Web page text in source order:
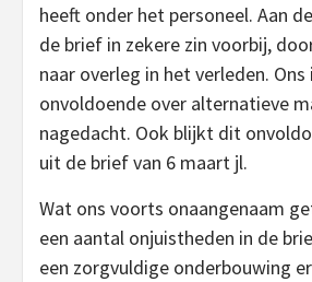
heeft onder het personeel. Aan
de brief in zekere zin voorbij,
naar overleg in het verleden. Ons
onvoldoende over alternatieve
nagedacht. Ook blijkt dit
uit de brief van 6 maart jl.
Wat ons voorts onaangenaam
een aantal onjuistheden in de
een zorgvuldige onderbouwing